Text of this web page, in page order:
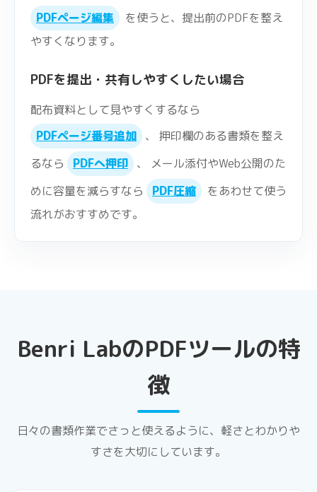
PDFページ編集
を使うと、提出前のPDFを整え
やすくなります。
PDFを提出・共有しやすくしたい場合
配布資料として見やすくするなら
PDFページ番号追加 、 押印欄のある書類を整え
るなら
PDFへ押印 、 メール添付やWeb公開のた
めに容量を減らすなら
PDF圧縮
をあわせて使う
流れがおすすめです。
Benri LabのPDFツールの特
徴
日々の書類作業でさっと使えるように、軽さとわかりや
すさを大切にしています。